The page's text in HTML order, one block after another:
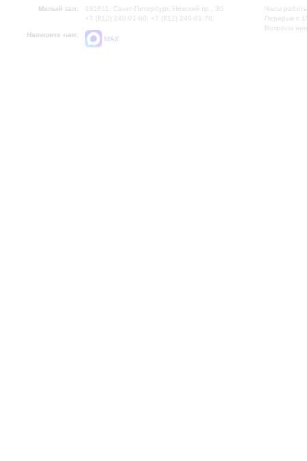
Малый зал:
191011, Санкт-Петербург, Невский пр., 30
+7 (812) 240-01-00, +7 (812) 240-01-70
Напишите нам:
MAX
Часы
Перерыв с
Вопросы